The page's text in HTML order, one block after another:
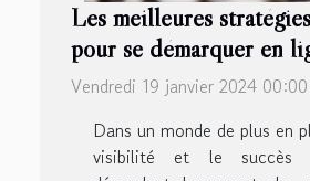
Les meilleures
pour se démarquer en
Vendredi 19 janvier 2024 00:00
Dans un monde de plus en
visibilité et le succès